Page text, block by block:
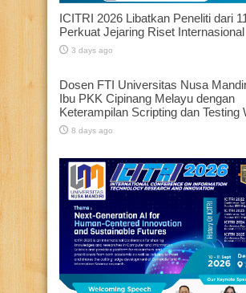
ICITRI 2026 Libatkan Peneliti dari
Perkuat Jejaring Riset Internasional
3 days ago
Dosen FTI Universitas Nusa
Ibu PKK Cipinang Melayu dengan
Keterampilan Scripting dan Testing
8 days ago